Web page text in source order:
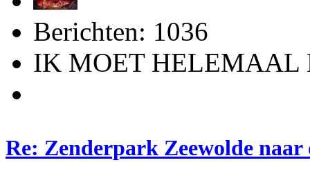
Berichten: 1036
IK MOET HELEMAAL
Re: Zenderpark Zeewolde naar